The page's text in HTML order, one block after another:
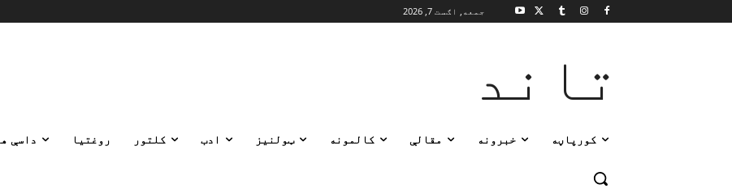
جمعه, اګست 7, 2026
تاند
کورپاڼه خبرونه مقالې کالمونه ټولنیز ادب کلتور روغتیا داسې